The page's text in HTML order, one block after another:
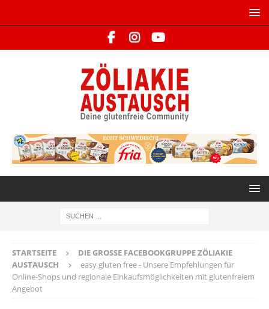
STARTSEITE
DIE GROSSE FACEBOOKGRUPPE ZÖLIAKIE A
USTAUSCH
easy gluten free - Unsere Empfehlungen für
Online-Shops und regionale Einkaufsmöglichkeiten mit glutenfreiem
Angebot